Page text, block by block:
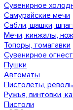
Сувенирное
Самурайские мечи
Сабли, шашки,
Мечи, кинжалы,
Топоры, томагавки
Сувенирное
Пушки
Автоматы
Пистолеты,
Ружья, винтовки,
Пистоли